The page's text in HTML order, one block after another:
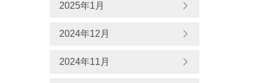
2025年1月
2024年12月
2024年11月